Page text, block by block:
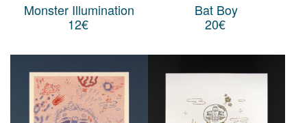
Monster Illumination
12€
Bat Boy
20€